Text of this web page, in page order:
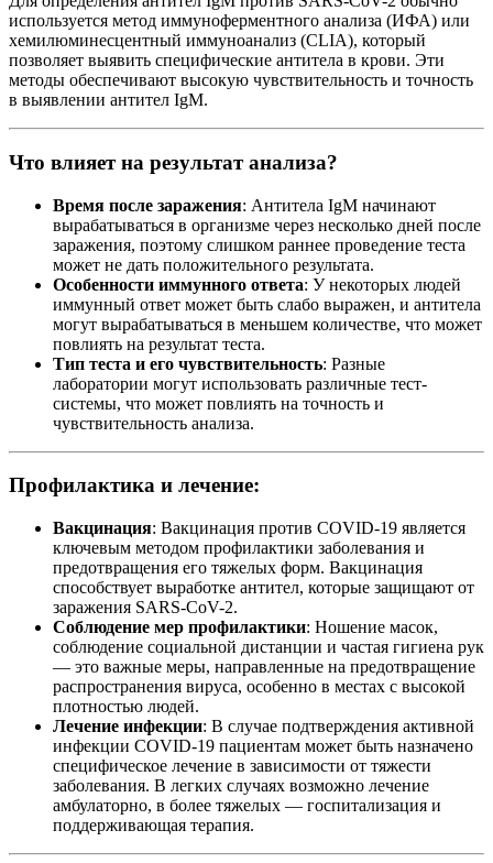
используется метод иммуноферментного анализа (ИФА) или
хемилюминесцентный иммуноанализ (CLIA), который
позволяет выявить специфические антитела в крови. Эти
методы обеспечивают высокую чувствительность и точность
в выявлении антител IgM.
Что влияет на результат анализа?
Время после заражения: Антитела IgM начинают
вырабатываться в организме через несколько дней после
заражения, поэтому слишком раннее проведение теста
может не дать положительного результата.
Особенности иммунного ответа: У некоторых людей
иммунный ответ может быть слабо выражен, и антитела
могут вырабатываться в меньшем количестве, что может
повлиять на результат теста.
Тип теста и его чувствительность: Разные
лаборатории могут использовать различные тест-
системы, что может повлиять на точность и
чувствительность анализа.
Профилактика и лечение:
Вакцинация: Вакцинация против COVID-19 является
ключевым методом профилактики заболевания и
предотвращения его тяжелых форм. Вакцинация
способствует выработке антител, которые защищают от
заражения SARS-CoV-2.
Соблюдение мер профилактики: Ношение масок,
соблюдение социальной дистанции и частая гигиена рук
— это важные меры, направленные на предотвращение
распространения вируса, особенно в местах с высокой
плотностью людей.
Лечение инфекции: В случае подтверждения активной
инфекции COVID-19 пациентам может быть назначено
специфическое лечение в зависимости от тяжести
заболевания. В легких случаях возможно лечение
амбулаторно, в более тяжелых — госпитализация и
поддерживающая терапия.